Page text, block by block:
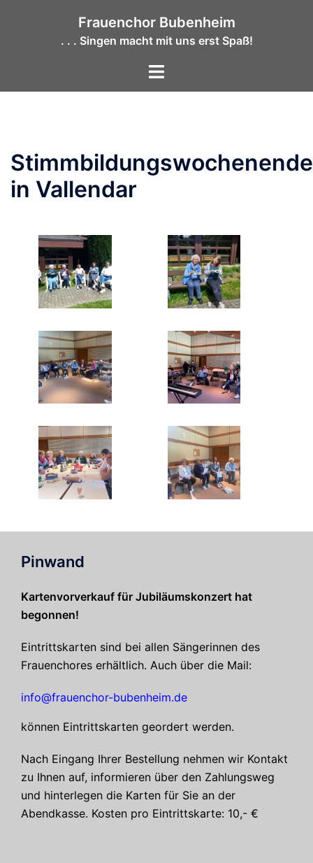
Frauenchor Bubenheim
. . . Singen macht mit uns erst Spaß!
Menü
Stimmbildungswochenende
in Vallendar
Pinwand
Kartenvorverkauf für Jubiläumskonzert hat
begonnen!
Eintrittskarten sind bei allen Sängerinnen des
Frauenchores erhältlich. Auch über die Mail:
info@frauenchor-bubenheim.de
können Eintrittskarten geordert werden.
Nach Eingang Ihrer Bestellung nehmen wir Kontakt
zu Ihnen auf, informieren über den Zahlungsweg
und hinterlegen die Karten für Sie an der
Abendkasse. Kosten pro Eintrittskarte: 10,- €